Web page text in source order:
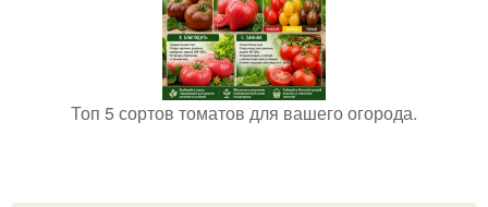
Топ 5 сортов томатов для вашего огорода.